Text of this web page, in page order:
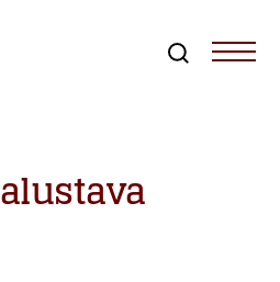
alustava